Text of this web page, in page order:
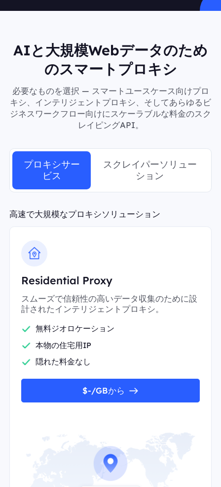
AIと大規模Webデータのため
のスマートプロキシ
必要なものを選択 — スマートユースケース向けプロ
キシ、インテリジェントプロキシ、そしてあらゆるビ
ジネスワークフロー向けにスケーラブルな料金のスク
レイピングAPI。
プロキシサー
ビス
スクレイパーソリュー
ション
高速で大規模なプロキシソリューション
Residential Proxy
スムーズで信頼性の高いデータ収集のために設
計されたインテリジェントプロキシ。
無料ジオロケーション
本物の住宅用IP
隠れた料金なし
$-/GBから